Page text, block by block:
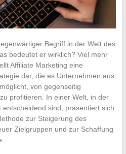
Begriff in der Welt des
bedeutet er wirklich? Viel mehr
Affiliate Marketing eine
dar, die es Unternehmen aus
von gegenseitig
profitieren. In einer Welt, in der
sind, präsentiert sich
zur Steigerung des
Zielgruppen und zur Schaffung